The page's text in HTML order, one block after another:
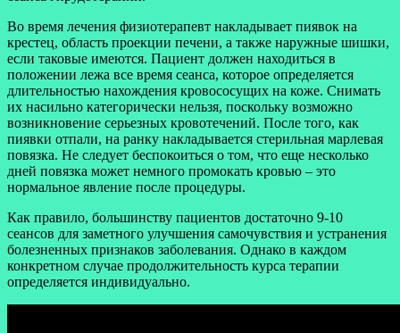
Во время лечения физиотерапевт накладывает пиявок на
крестец, область проекции печени, а также наружные шишки,
если таковые имеются. Пациент должен находиться в
положении лежа все время сеанса, которое определяется
длительностью нахождения кровососущих на коже. Снимать
их насильно категорически нельзя, поскольку возможно
возникновение серьезных кровотечений. После того, как
пиявки отпали, на ранку накладывается стерильная марлевая
повязка. Не следует беспокоиться о том, что еще несколько
дней повязка может немного промокать кровью – это
нормальное явление после процедуры.
Как правило, большинству пациентов достаточно 9-10
сеансов для заметного улучшения самочувствия и устранения
болезненных признаков заболевания. Однако в каждом
конкретном случае продолжительность курса терапии
определяется индивидуально.